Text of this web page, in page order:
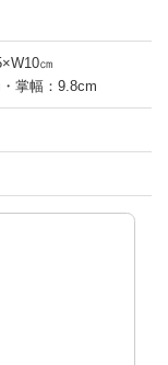
㎝
掌幅：9.8cm